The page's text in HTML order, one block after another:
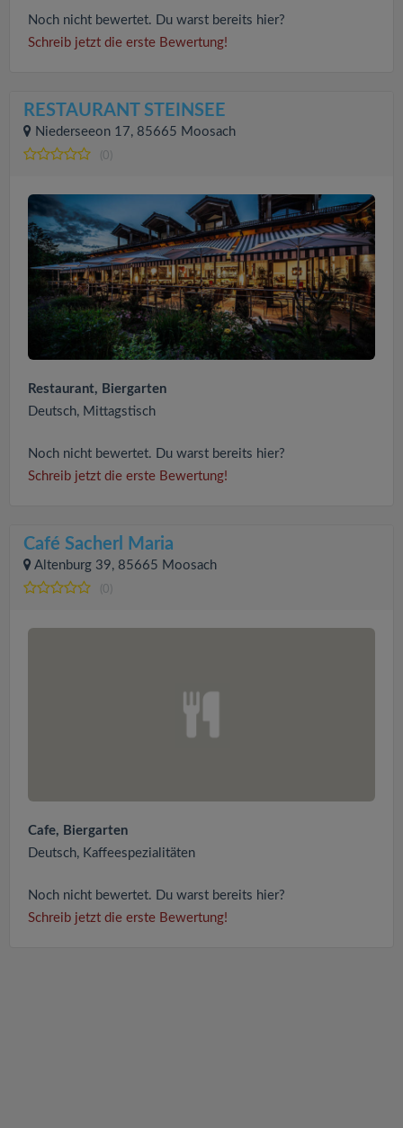
Noch nicht bewertet. Du warst bereits hier?
Schreib jetzt die erste Bewertung!
RESTAURANT STEINSEE
Niederseeon 17, 85665 Moosach
(0)
Restaurant, Biergarten
Deutsch, Mittagstisch
Noch nicht bewertet. Du warst bereits hier?
Schreib jetzt die erste Bewertung!
Café Sacherl Maria
Altenburg 39, 85665 Moosach
(0)
Cafe, Biergarten
Deutsch, Kaffeespezialitäten
Noch nicht bewertet. Du warst bereits hier?
Schreib jetzt die erste Bewertung!